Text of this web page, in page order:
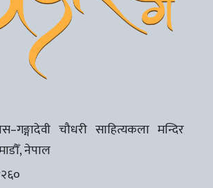
चौधरी साहित्यकला मन्दिर
नेपाल